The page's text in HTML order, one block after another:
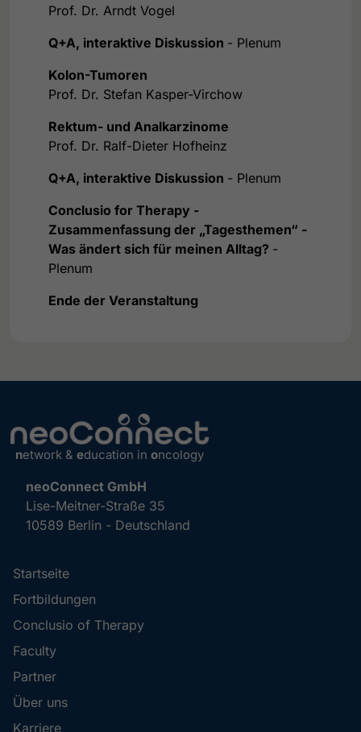
Prof. Dr. Arndt Vogel
Q+A, interaktive Diskussion - Plenum
Kolon-Tumoren
Prof. Dr. Stefan Kasper-Virchow
Rektum- und Analkarzinome
Prof. Dr. Ralf-Dieter Hofheinz
Q+A, interaktive Diskussion - Plenum
Conclusio for Therapy -
Zusammenfassung der „Tagesthemen“ -
Was ändert sich für meinen Alltag? -
Plenum
Ende der Veranstaltung
network & education in oncology
neoConnect GmbH
Lise-Meitner-Straße 35
10589 Berlin - Deutschland
Startseite
Fortbildungen
Conclusio of Therapy
Faculty
Partner
Über uns
Karriere